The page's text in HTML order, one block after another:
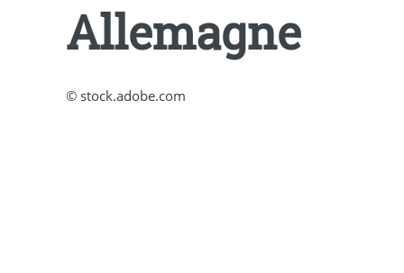
Allemagne
© stock.adobe.com